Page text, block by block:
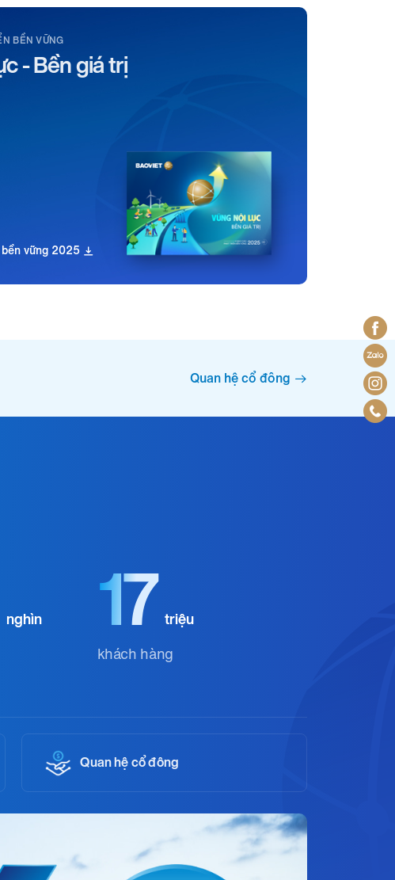
BỀN VỮNG
- Bền giá trị
vững 2025
Quan hệ cổ đông
nghìn
17 triệu
khách hàng
Quan hệ cổ đông